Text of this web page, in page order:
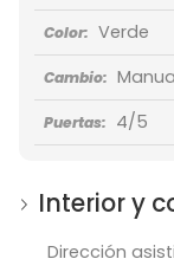
Color: Verde
Cambio:
Puertas: 4/5
Interior y
Dirección